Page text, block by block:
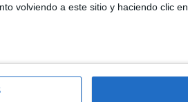
volviendo a este sitio y haciendo clic
Marruecos refuerza la
de cruce hacia Ceuta
HACE 1 HORA